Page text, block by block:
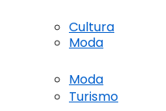
Moda
Turismo
Cultura
Moda